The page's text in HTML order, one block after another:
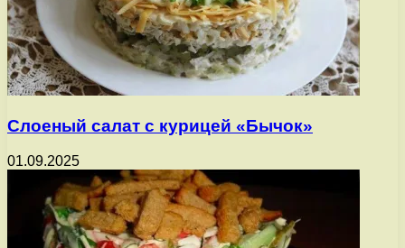
Слоеный салат с курицей «Бычок»
01.09.2025